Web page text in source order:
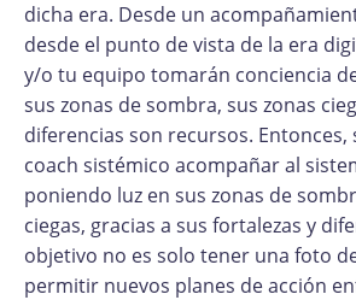
dicha era. Desde un
desde el punto de vista de la era
y/o tu equipo tomarán conciencia
sus zonas de sombra, sus zonas
diferencias son recursos. Entonces,
coach sistémico acompañar al
poniendo luz en sus zonas de
ciegas, gracias a sus fortalezas y
objetivo no es solo tener una foto
permitir nuevos planes de acción